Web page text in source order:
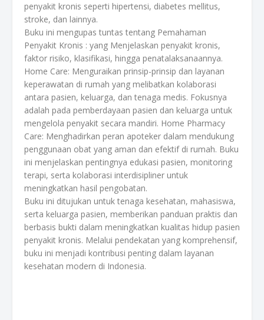
penyakit kronis seperti hipertensi, diabetes mellitus,
stroke, dan lainnya.
Buku ini mengupas tuntas tentang Pemahaman
Penyakit Kronis : yang Menjelaskan penyakit kronis,
faktor risiko, klasifikasi, hingga penatalaksanaannya.
Home Care: Menguraikan prinsip-prinsip dan layanan
keperawatan di rumah yang melibatkan kolaborasi
antara pasien, keluarga, dan tenaga medis. Fokusnya
adalah pada pemberdayaan pasien dan keluarga untuk
mengelola penyakit secara mandiri. Home Pharmacy
Care: Menghadirkan peran apoteker dalam mendukung
penggunaan obat yang aman dan efektif di rumah. Buku
ini menjelaskan pentingnya edukasi pasien, monitoring
terapi, serta kolaborasi interdisipliner untuk
meningkatkan hasil pengobatan.
Buku ini ditujukan untuk tenaga kesehatan, mahasiswa,
serta keluarga pasien, memberikan panduan praktis dan
berbasis bukti dalam meningkatkan kualitas hidup pasien
penyakit kronis. Melalui pendekatan yang komprehensif,
buku ini menjadi kontribusi penting dalam layanan
kesehatan modern di Indonesia.